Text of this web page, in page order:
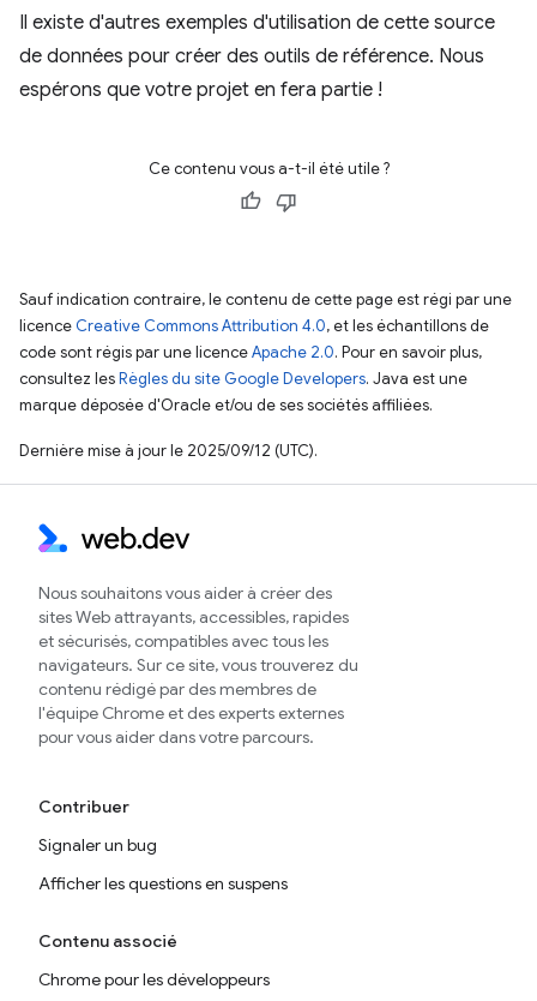
Il existe d'autres exemples d'utilisation de cette source
de données pour créer des outils de référence. Nous
espérons que votre projet en fera partie !
Ce contenu vous a-t-il été utile ?
Sauf indication contraire, le contenu de cette page est régi par une
licence Creative Commons Attribution 4.0, et les échantillons de
code sont régis par une licenceApache 2.0. Pour en savoir plus,
consultez lesRègles du site Google Developers. Java est une
marque déposée d'Oracle et/ou de ses sociétés affiliées.
Dernière mise à jour le 2025/09/12 (UTC).
Nous souhaitons vous aider à créer des
sites Web attrayants, accessibles, rapides
et sécurisés, compatibles avec tous les
navigateurs. Sur ce site, vous trouverez du
contenu rédigé par des membres de
l'équipe Chrome et des experts externes
pour vous aider dans votre parcours.
Contribuer
Signaler un bug
Afficher les questions en suspens
Contenu associé
Chrome pour les développeurs